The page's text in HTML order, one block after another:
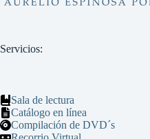
Servicios:
Sala de lectura
Catálogo en línea
Compilación de DVD´s